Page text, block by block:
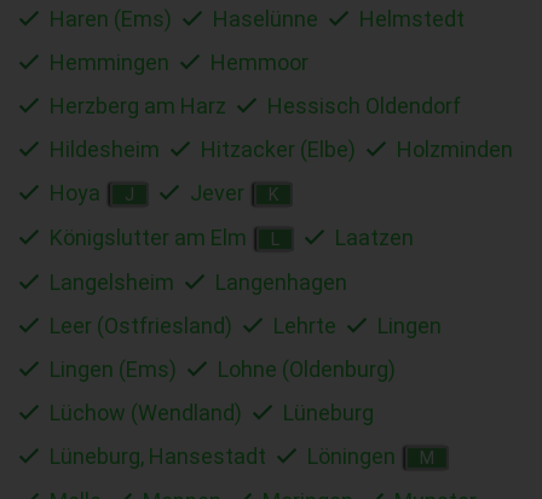
Haren (Ems)
Haselünne
Helmstedt
Hemmingen
Hemmoor
Herzberg am Harz
Hessisch Oldendorf
Hildesheim
Hitzacker (Elbe)
Holzminden
Hoya
J Jever K
Königslutter am Elm
Laatzen
Langelsheim
Langenhagen
Leer (Ostfriesland)
Lehrte
Lingen
Lingen (Ems)
Lohne (Oldenburg)
Lüchow (Wendland)
Lüneburg
Lüneburg, Hansestadt
Löningen M